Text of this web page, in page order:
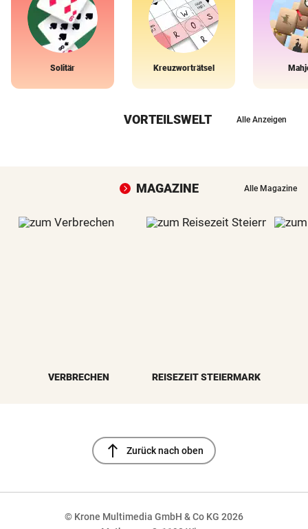
Solitär Kreuzworträtsel
VORTEILSWELT Alle Anzeigen
MAGAZINE Alle Magazine
VERBRECHEN REISEZEIT STEIERMARK
north Zurück nach oben
© Krone Multimedia GmbH & Co KG 2026